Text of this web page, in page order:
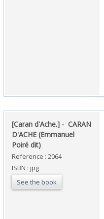
‎[Caran d'Ache.] - ‎ ‎CARAN
D'ACHE (Emmanuel
Poiré dit)‎
Reference : 2064
ISBN : jpg
See the book